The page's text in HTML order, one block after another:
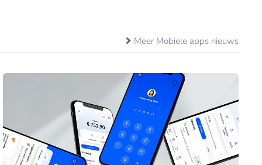
Meer Mobiele apps nieuws